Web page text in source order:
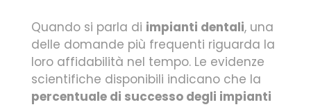
Quando si parla di impianti dentali, una
delle domande più frequenti riguarda la
loro affidabilità nel tempo. Le evidenze
scientifiche disponibili indicano che la
percentuale di successo degli impianti